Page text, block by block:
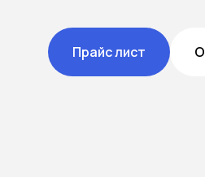
Прайс лист